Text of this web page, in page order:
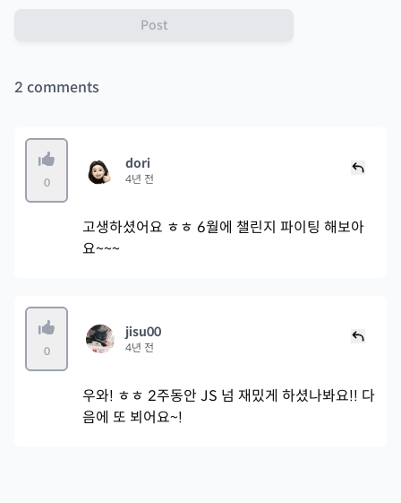
Post
2 comments
0
dori
4년 전
고생하셨어요 ㅎㅎ 6월에 챌린지 파이팅 해보아
요~~~
0
jisu00
4년 전
우와! ㅎㅎ 2주동안 JS 넘 재밌게 하셨나봐요!! 다
음에 또 뵈어요~!